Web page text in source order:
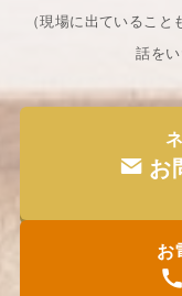
（現場に出ているこ
話を
お
お